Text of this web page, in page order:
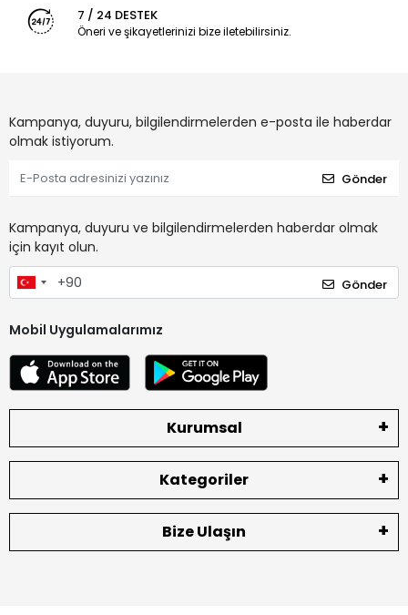
7 / 24 DESTEK
Öneri ve şikayetlerinizi bize iletebilirsiniz.
Kampanya, duyuru, bilgilendirmelerden e-posta ile haberdar
olmak istiyorum.
Gönder
Kampanya, duyuru ve bilgilendirmelerden haberdar olmak
için kayıt olun.
Gönder
Mobil Uygulamalarımız
Kurumsal
Kategoriler
Bize Ulaşın